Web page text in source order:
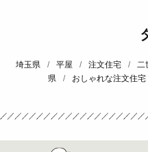
埼玉県 / 平屋 / 注文住宅 / 二
県
/ おしゃれな注文住宅